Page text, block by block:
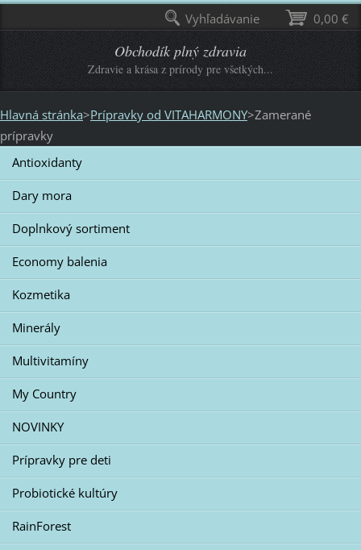
Obchodík plný zdravia
Zdravie a krása z prírody pre všetkých...
Hlavná stránka>Prípravky od VITAHARMONY>Zamerané
prípravky
Antioxidanty
Dary mora
Doplnkový sortiment
Economy balenia
Kozmetika
Minerály
Multivitamíny
My Country
NOVINKY
Prípravky pre deti
Probiotické kultúry
RainForest
0,00 €
Vyhľadávanie